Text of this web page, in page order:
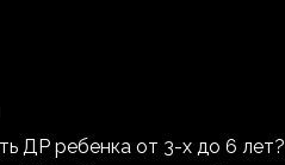
ДР ребенка от 3-х до 6 лет?